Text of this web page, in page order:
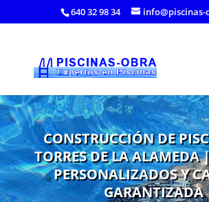
640 32 98 34
CONSTRUCCIÓN DE
TORRES DE LA ALAMEDA
PERSONALIZADOS Y
GARANTIZADA